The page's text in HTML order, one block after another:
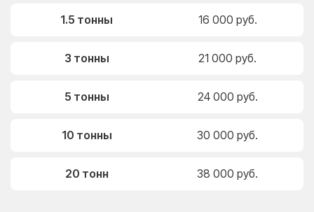
1.5 тонны 16 000 руб.
3 тонны 21 000 руб.
5 тонны 24 000 руб.
10 тонны 30 000 руб.
20 тонн 38 000 руб.